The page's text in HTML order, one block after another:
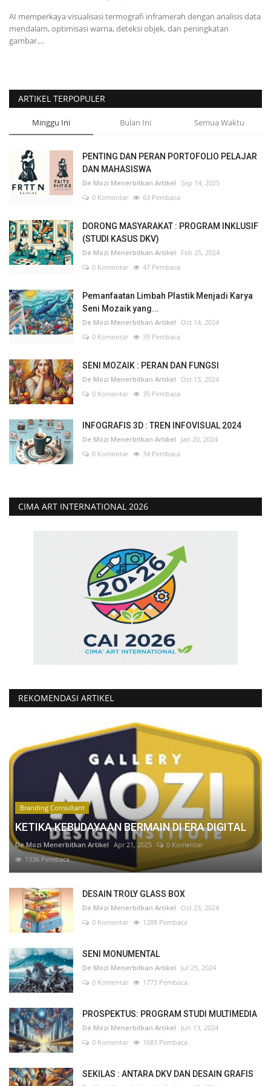
AI memperkaya visualisasi termografi inframerah dengan analisis data
mendalam, optimisasi warna, deteksi objek, dan peningkatan
gambar....
ARTIKEL TERPOPULER
Minggu Ini Bulan Ini Semua Waktu
PENTING DAN PERAN PORTOFOLIO PELAJAR
DAN MAHASISWA
De Mozi Menerbitkan Artikel
Sep 14, 2025
0 Komentar
63 Pembaca
DORONG MASYARAKAT : PROGRAM INKLUSIF
(STUDI KASUS DKV)
De Mozi Menerbitkan Artikel
Feb 25, 2024
0 Komentar
47 Pembaca
Pemanfaatan Limbah Plastik Menjadi Karya
Seni Mozaik yang...
De Mozi Menerbitkan Artikel
Oct 14, 2024
0 Komentar
39 Pembaca
SENI MOZAIK : PERAN DAN FUNGSI
De Mozi Menerbitkan Artikel
Oct 13, 2024
0 Komentar
35 Pembaca
INFOGRAFIS 3D : TREN INFOVISUAL 2024
De Mozi Menerbitkan Artikel
Jan 20, 2024
0 Komentar
34 Pembaca
CIMA ART INTERNATIONAL 2026
REKOMENDASI ARTIKEL
Branding Consultant
KETIKA KEBUDAYAAN BERMAIN DI ERA DIGITAL
De Mozi Menerbitkan Artikel Apr 21, 2025
0 Komentar
1336 Pembaca
DESAIN TROLY GLASS BOX
De Mozi Menerbitkan Artikel
Oct 23, 2024
0 Komentar
1288 Pembaca
SENI MONUMENTAL
De Mozi Menerbitkan Artikel
Jul 25, 2024
0 Komentar
1773 Pembaca
PROSPEKTUS: PROGRAM STUDI MULTIMEDIA
De Mozi Menerbitkan Artikel
Jun 13, 2024
0 Komentar
1683 Pembaca
SEKILAS : ANTARA DKV DAN DESAIN GRAFIS